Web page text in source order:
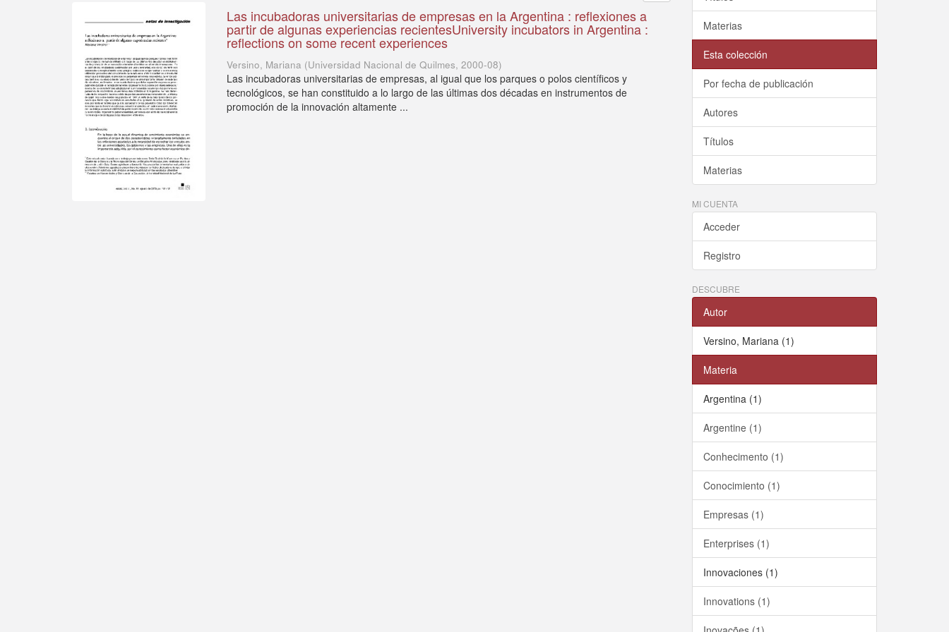
Las incubadoras universitarias de empresas en la Argentina : reflexiones a
partir de algunas experiencias recientesUniversity incubators in Argentina :
reflections on some recent experiences
Versino, Mariana (Universidad Nacional de Quilmes,2000-08)
Las incubadoras universitarias de empresas, al igual que los parques o polos científicos y
tecnológicos, se han constituido a lo largo de las últimas dos décadas en instrumentos de
promoción de la innovación altamente ...
Materias
Esta colección
Por fecha de publicación
Autores
Títulos
Materias
MI CUENTA
Acceder
Registro
DESCUBRE
Autor
Versino, Mariana (1)
Materia
Argentina (1)
Argentine (1)
Conhecimento (1)
Conocimiento (1)
Empresas (1)
Enterprises (1)
Innovaciones (1)
Innovations (1)